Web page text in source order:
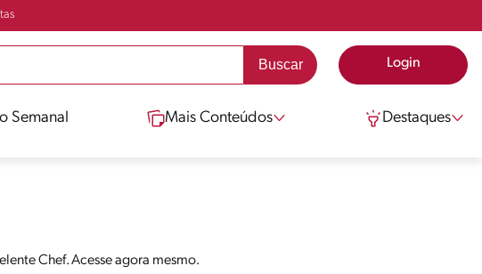
Login
Semanal Mais Conteúdos Destaques
Chef. Acesse agora mesmo.